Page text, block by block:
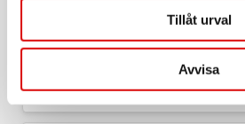
Tillåt urval
Avvisa
Nackkudde Komfort